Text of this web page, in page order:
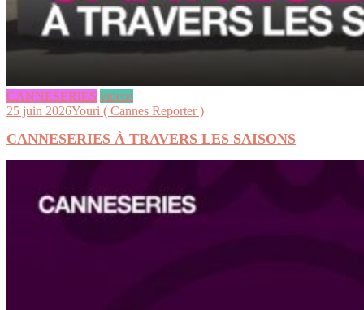
CANNESERIES videos
25 juin 2026Youri ( Cannes Reporter )
CANNESERIES À TRAVERS LES SAISONS